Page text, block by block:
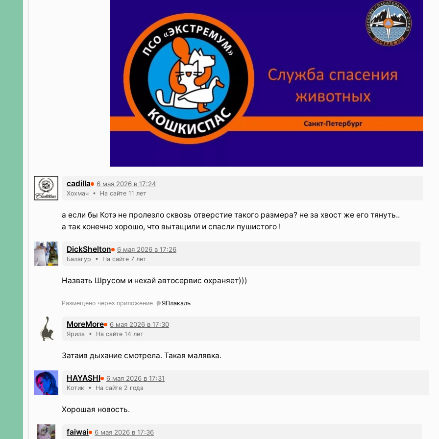
cadilla 6 мая 2026 в 17:24
Хохмач • На сайте 11 лет
а если бы Котэ не пролезло сквозь отверстие такого размера? не за хвост же его тянуть..
а так конечно хорошо, что вытащили и спасли пушистого !
DickShelton 6 мая 2026 в 17:26
Балагур • На сайте 7 лет
Назвать Шрусом и нехай автосервис охраняет)))
Размещено через приложение ЯПлакалъ
MoreMore 6 мая 2026 в 17:30
Ярила • На сайте 14 лет
Затаив дыхание смотрела. Такая малявка.
HAYASHI 6 мая 2026 в 17:31
Котик • На сайте 2 года
Хорошая новость.
faiwai 6 мая 2026 в 17:36